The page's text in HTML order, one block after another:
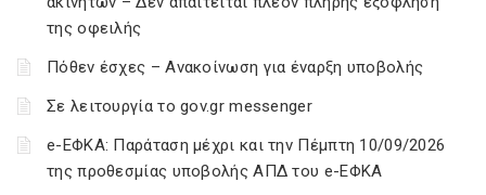
της οφειλής
Πόθεν έσχες – Ανακοίνωση για έναρξη υποβολής
Σε λειτουργία το gov.gr messenger
e-ΕΦΚΑ: Παράταση μέχρι και την Πέμπτη 10/09/2026
της προθεσμίας υποβολής ΑΠΔ του e-ΕΦΚΑ